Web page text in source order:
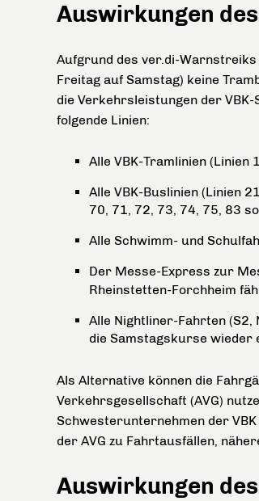
Auswirkungen
Aufgrund des ver.di-
Freitag auf Samstag) keine
die Verkehrsleistungen der
folgende Linien:
Alle VBK-Tramlinien (Linien
Alle VBK-Buslinien (Linien
70, 71, 72, 73, 74, 75, 83
Alle Schwimm- und
Der Messe-Express zur
Rheinstetten-Forchheim
Alle Nightliner-Fahrten (S2,
die Samstagskurse wieder
Als Alternative können die
Verkehrsgesellschaft (AVG)
Schwesterunternehmen der
der AVG zu Fahrtausfällen,
Auswirkungen